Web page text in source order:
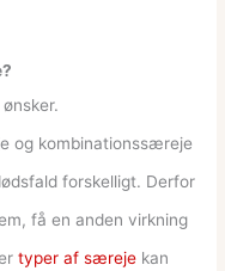
og kombinationssæreje
forskelligt. Derfor
få en anden virkning
typer af særeje kan